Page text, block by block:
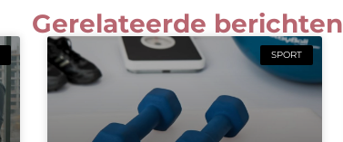
Gerelateerde berichten
SPORT